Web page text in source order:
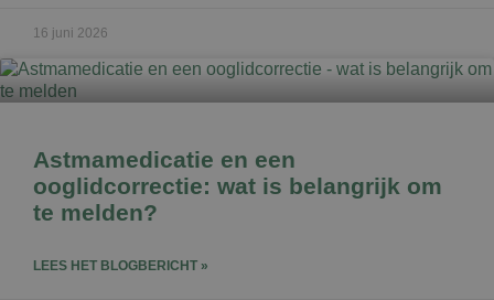
16 juni 2026
Astmamedicatie en een
ooglidcorrectie: wat is belangrijk om
te melden?
LEES HET BLOGBERICHT »